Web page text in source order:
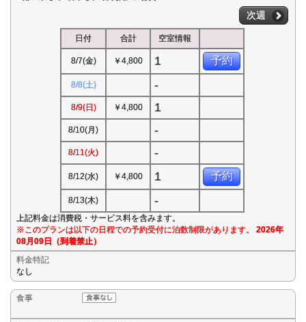
次週
日付 合計 空室情報
8/7(金) ￥4,800 1 予約
8/8(土) -
8/9(日) ￥4,800 1
8/10(月) -
8/11(火) -
8/12(水) ￥4,800 1 予約
8/13(木) -
上記料金は消費税・サービス料を含みます。
※このプランは以下の日程での予約受付に泊数制限があります。 2026年
08月09日（到着禁止）
料金特記
なし
食事